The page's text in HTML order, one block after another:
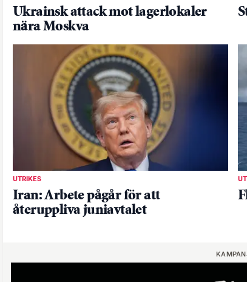
Ukrainsk attack mot lagerlokaler
nära Moskva
UTRIKES
Iran: Arbete pågår för att
återuppliva juniavtalet